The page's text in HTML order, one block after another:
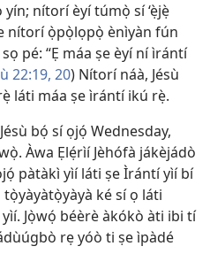
nítorí èyí túmọ̀ sí ‘ẹ̀jẹ̀
nítorí ọ̀pọ̀lọpọ̀ ènìyàn fún
pé: “Ẹ máa ṣe èyí ní ìrántí
22:19, 20) Nítorí náà, Jésù
láti máa ṣe ìrántí ikú rẹ̀.
bọ́ sí ọjọ́ Wednesday,
Àwa Ẹlẹ́rìí Jèhófà jákèjádò
pàtàkì yìí láti ṣe Ìrántí yìí bí
tọ̀yàyàtọ̀yàyà ké sí ọ láti
Jọ̀wọ́ béèrè àkókò àti ibi tí
rẹ yóò ti ṣe ìpàdé